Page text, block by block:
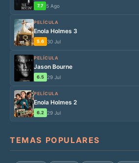
7.7 5 Ago
PELÍCULA
Enola Holmes 3
5.6 30 Jul
PELÍCULA
Jason Bourne
6.5 29 Jul
PELÍCULA
Enola Holmes 2
6.2 29 Jul
TEMAS POPULARES